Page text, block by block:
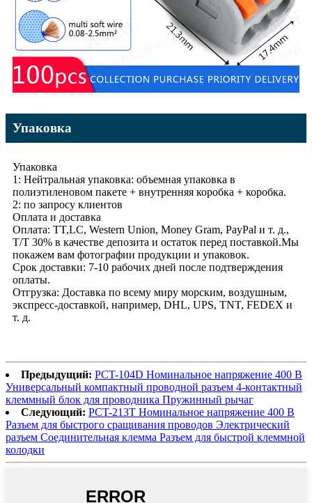
Упаковка
Упаковка
1: Нейтральная упаковка: объемная упаковка в
полиэтиленовом пакете + внутренняя коробка + коробка.
2: по запросу клиентов
Оплата и доставка
Оплата: TT,LC, Western Union, Money Gram, PayPal и т. д.,
T/T 30% в качестве депозита и остаток перед поставкой.Мы
покажем вам фотографии продукции и упаковок.
Срок доставки: 7-10 рабочих дней после подтверждения
оплаты.
Отгрузка: Доставка по всему миру морским, воздушным,
экспресс-доставкой, например, DHL, UPS, TNT, FEDEX и
т. д.
Предыдущий: PCT-104D Номинальное напряжение 400 В
Универсальный компактный проводной разъем 4-контактный
клеммный блок для проводника Пружинный рычаг
Следующий: PCT-213T Номинальное напряжение 400 В
Разъем для быстрого сращивания проводов Электрический
разъем Соединительная клемма Разъем для быстрой клеммной
колодки